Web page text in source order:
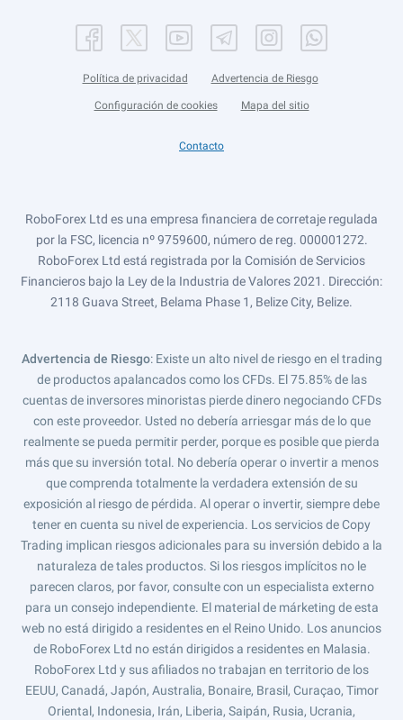
Política de privacidad Advertencia de Riesgo
Configuración de cookies Mapa del sitio
Contacto
RoboForex Ltd es una empresa financiera de corretaje regulada
por la FSC, licencia nº 9759600, número de reg. 000001272.
RoboForex Ltd está registrada por la Comisión de Servicios
Financieros bajo la Ley de la Industria de Valores 2021. Dirección:
2118 Guava Street, Belama Phase 1, Belize City, Belize.
Advertencia de Riesgo: Existe un alto nivel de riesgo en el trading
de productos apalancados como los CFDs. El 75.85% de las
cuentas de inversores minoristas pierde dinero negociando CFDs
con este proveedor. Usted no debería arriesgar más de lo que
realmente se pueda permitir perder, porque es posible que pierda
más que su inversión total. No debería operar o invertir a menos
que comprenda totalmente la verdadera extensión de su
exposición al riesgo de pérdida. Al operar o invertir, siempre debe
tener en cuenta su nivel de experiencia. Los servicios de Copy
Trading implican riesgos adicionales para su inversión debido a la
naturaleza de tales productos. Si los riesgos implícitos no le
parecen claros, por favor, consulte con un especialista externo
para un consejo independiente. El material de márketing de esta
web no está dirigido a residentes en el Reino Unido. Los anuncios
de RoboForex Ltd no están dirigidos a residentes en Malasia.
RoboForex Ltd y sus afiliados no trabajan en territorio de los
EEUU, Canadá, Japón, Australia, Bonaire, Brasil, Curaçao, Timor
Oriental, Indonesia, Irán, Liberia, Saipán, Rusia, Ucrania,